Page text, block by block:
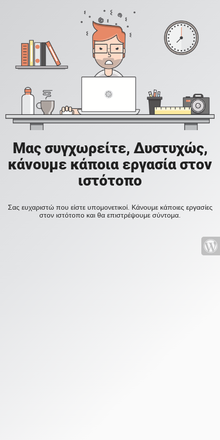
Μας συγχωρείτε, Δυστυχώς,
κάνουμε κάποια εργασία στον
ιστότοπο
Σας ευχαριστώ που είστε υπομονετικοί. Κάνουμε κάποιες εργασίες
στον ιστότοπο και θα επιστρέψουμε σύντομα.